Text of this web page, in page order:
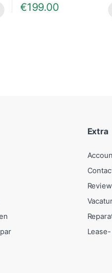
€199.00
Extra